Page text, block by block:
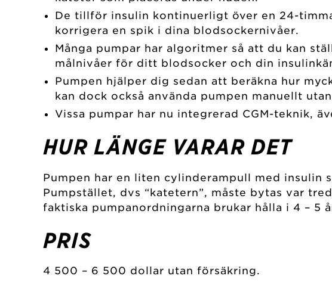
De tillför insulin kontinuerligt över en 24-
korrigera en spik i dina blodsockernivåer.
Många pumpar har algoritmer så att du kan
målnivåer för ditt blodsocker och din
Pumpen hjälper dig sedan att beräkna hur
kan dock också använda pumpen manuellt
Vissa pumpar har nu integrerad CGM-teknik,
HUR LÄNGE VARAR DET
Pumpen har en liten cylinderampull med
Pumpstället, dvs “katetern”, måste bytas var
faktiska pumpanordningarna brukar hålla i 4 –
PRIS
4 500 – 6 500 dollar utan försäkring.